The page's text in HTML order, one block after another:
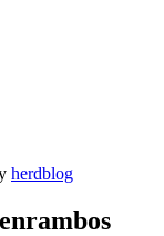
herdblog